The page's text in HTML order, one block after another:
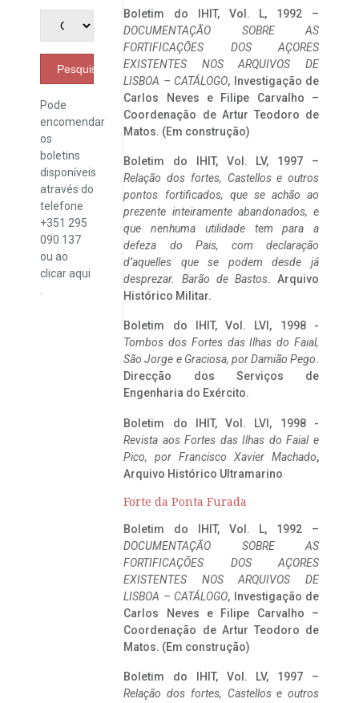
Pesquisar
Pode
encomendar
os
boletins
disponíveis
através do
telefone
+351 295
090 137
ou ao
clicaraqui
Boletim do IHIT, Vol. L, 1992 –
DOCUMENTAÇÃO SOBRE AS
FORTIFICAÇÕES DOS AÇORES
EXISTENTES NOS ARQUIVOS DE
LISBOA – CATÁLOGO, Investigação de
Carlos Neves e Filipe Carvalho –
Coordenação de Artur Teodoro de
Matos. (Em construção)
Boletim do IHIT, Vol. LV, 1997 –
Relação dos fortes, Castellos e outros
pontos fortificados, que se achão ao
prezente inteiramente abandonados, e
que nenhuma utilidade tem para a
defeza do Pais, com declaração
d’aquelles que se podem desde já
desprezar. Barão de Bastos. Arquivo
Histórico Militar.
Boletim do IHIT, Vol. LVI, 1998 -
Tombos dos Fortes das Ilhas do Faial,
São Jorge e Graciosa, por Damião Pego.
Direcção dos Serviços de
Engenharia do Exército.
Boletim do IHIT, Vol. LVI, 1998 -
Revista aos Fortes das Ilhas do Faial e
Pico, por Francisco Xavier Machado,
Arquivo Histórico Ultramarino
Forte da Ponta Furada
Boletim do IHIT, Vol. L, 1992 –
DOCUMENTAÇÃO SOBRE AS
FORTIFICAÇÕES DOS AÇORES
EXISTENTES NOS ARQUIVOS DE
LISBOA – CATÁLOGO, Investigação de
Carlos Neves e Filipe Carvalho –
Coordenação de Artur Teodoro de
Matos. (Em construção)
Boletim do IHIT, Vol. LV, 1997 –
Relação dos fortes, Castellos e outros